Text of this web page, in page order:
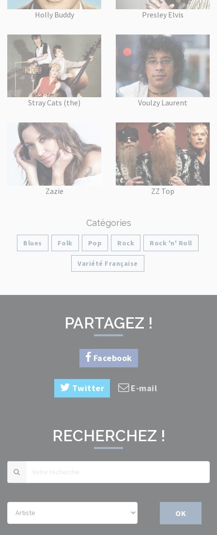
Holly Buddy Presley Elvis
Stray Cats (the) Voulzy Laurent
Zazie ZZ Top
Catégories
Blues Folk Pop Rock Rock 'n' Roll
Variété Française
PARTAGEZ !
Facebook
Twitter E-mail
RECHERCHEZ !
OK